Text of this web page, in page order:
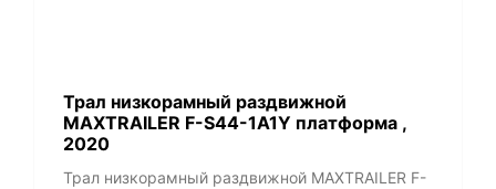
Трал низкорамный раздвижной
MAXTRAILER F-S44-1A1Y платформа ,
2020
Трал низкорамный раздвижной MAXTRAILER F-